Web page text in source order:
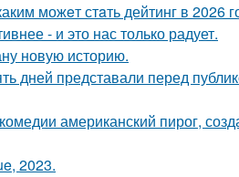
можeт стaть дейтинг в 2026
- и это нас только радует.
новую историю.
дней представали перед
американский пирог,
2023.